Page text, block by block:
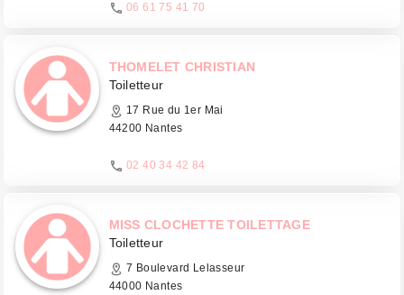
06 61 75 41 70
THOMELET CHRISTIAN
Toiletteur
17 Rue du 1er Mai
44200 Nantes
02 40 34 42 84
MISS CLOCHETTE TOILETTAGE
Toiletteur
7 Boulevard Lelasseur
44000 Nantes